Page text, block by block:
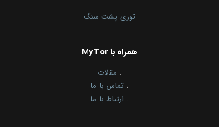
توری پشت سنگ
همراه با MyTor
. مقالات
. تماس با ما
. ارتباط با ما